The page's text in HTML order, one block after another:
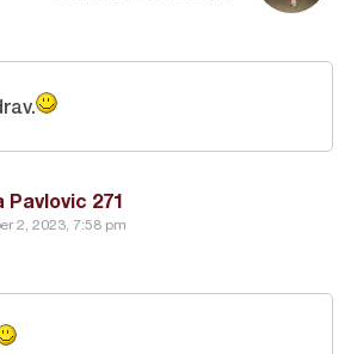
Pavlovic 271
2, 2023, 7:58 pm